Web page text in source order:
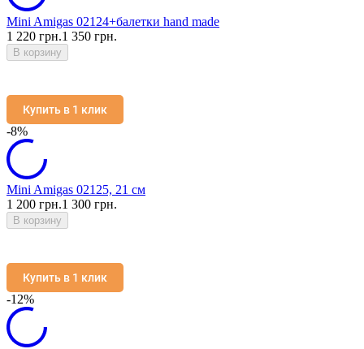
Mini Amigas 02124+балетки hand made
1 220 грн.1 350 грн.
В корзину
Купить в 1 клик
-8%
Mini Amigas 02125, 21 см
1 200 грн.1 300 грн.
В корзину
Купить в 1 клик
-12%